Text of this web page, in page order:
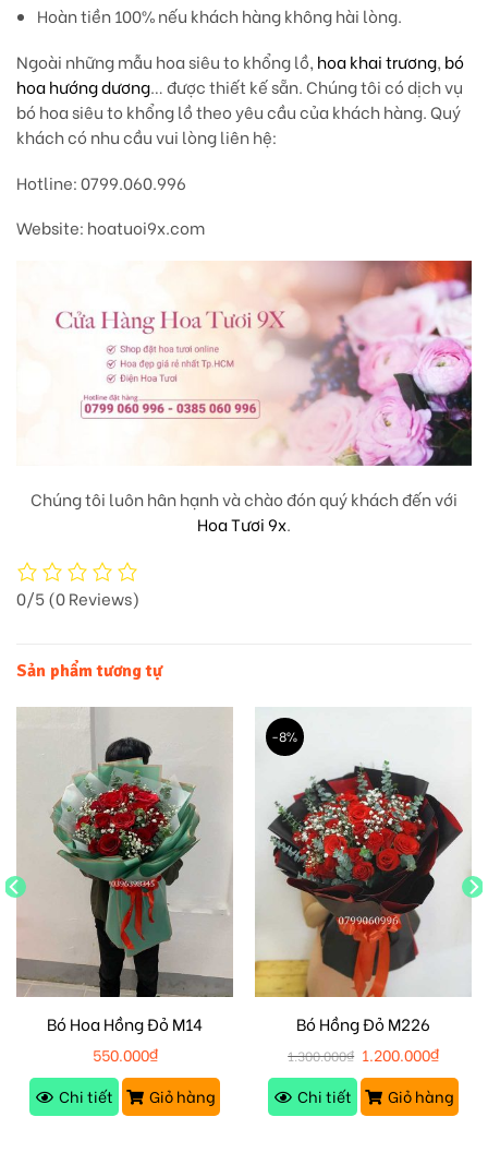
Hoàn tiền 100% nếu khách hàng không hài lòng.
Ngoài những mẫu hoa siêu to khổng lồ, hoa khai trương, bó
hoa hướng dương… được thiết kế sẵn. Chúng tôi có dịch vụ
bó hoa siêu to khổng lồ theo yêu cầu của khách hàng. Quý
khách có nhu cầu vui lòng liên hệ:
Hotline: 0799.060.996
Website: hoatuoi9x.com
Chúng tôi luôn hân hạnh và chào đón quý khách đến với
Hoa Tươi 9x.
0/5(0 Reviews)
Sản phẩm tương tự
Bó Hoa Hồng Đỏ M14
550.000₫
Chi tiết
Giỏ hàng
-8%
Bó Hồng Đỏ M226
1.300.000₫ 1.200.000₫
Chi tiết
Giỏ hàng